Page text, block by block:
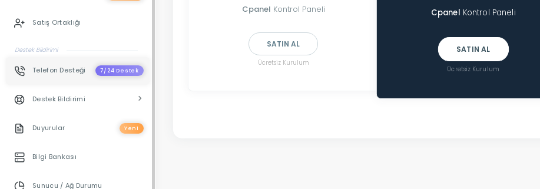
Satış Ortaklığı
Destek Bildirimi
Telefon Desteği 7/24 Destek
Destek Bildirimi
Duyurular Yeni
Bilgi Bankası
Sunucu / Ağ Durumu
Cpanel Kontrol Paneli
SATIN AL
Ücretsiz Kurulum
Cpanel Kontrol Paneli
SATIN AL
Ücretsiz Kurulum